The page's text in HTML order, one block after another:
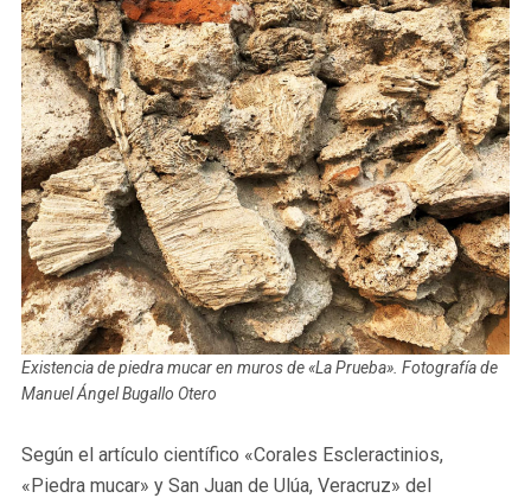
Existencia de piedra mucar en muros de «La Prueba». Fotografía de
Manuel Ángel Bugallo Otero
Según el artículo científico «Corales Escleractinios,
«Piedra mucar» y San Juan de Ulúa, Veracruz» del